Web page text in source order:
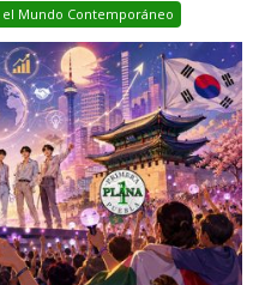
el Mundo Contemporáneo